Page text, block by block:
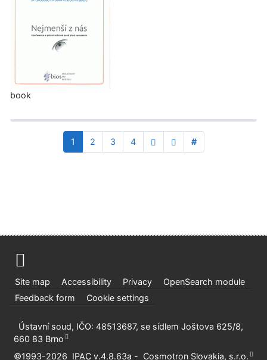
book
1 2 3 4 #
Site map Accessibility Privacy
OpenSearch module
Feedback form
Cookie settings
Ústavní soud, IČO: 48513687, se sídlem Joštova 625/8,
660 83 Brno
©1993-2026 IPAC v.4.8.63a - Cosmotron Slovakia, s.r.o.